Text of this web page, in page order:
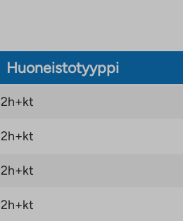
Huoneistotyyppi
2h+kt
2h+kt
2h+kt
2h+kt